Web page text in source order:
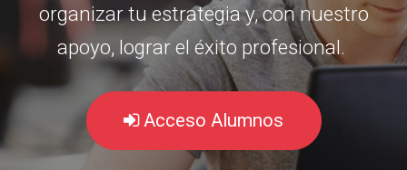
organizar tu estrategia y, con nuestro
apoyo, lograr el éxito profesional.
Acceso Alumnos